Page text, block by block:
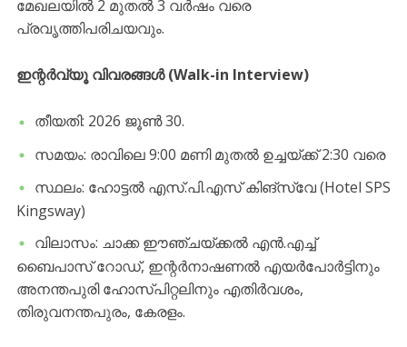
മേഖലയിൽ 2 മുതൽ 3 വർഷം വരെ
പ്രവൃത്തിപരിചയവും.
​ഇന്റർവ്യൂ വിവരങ്ങൾ (Walk-in Interview)
​തീയതി: 2026 ജൂൺ 30.
​സമയം: രാവിലെ 9:00 മണി മുതൽ ഉച്ചയ്ക്ക് 2:30 വരെ
​സ്ഥലം: ഹോട്ടൽ എസ്.പി.എസ് കിങ്‌സ്‌വേ (Hotel SPS
Kingsway)
​വിലാസം: ചാക്ക ഈഞ്ചയ്ക്കൽ എൻ.എച്ച്
ബൈപാസ് റോഡ്, ഇന്റർനാഷണൽ എയർപോർട്ടിനും
അനന്തപുരി ഹോസ്പിറ്റലിനും എതിർവശം,
തിരുവനന്തപുരം, കേരളം.